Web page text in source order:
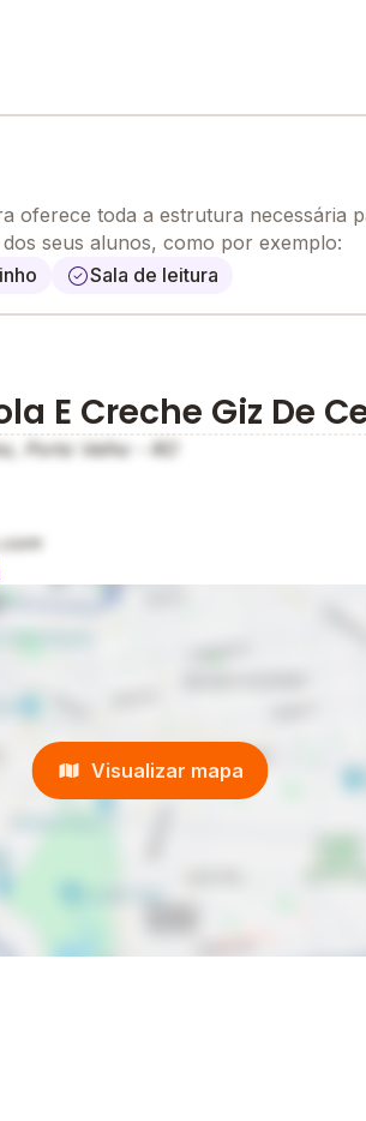
oferece toda a estrutura necessária
seus alunos, como por exemplo:
Sala de leitura
E Creche Giz De
Porto Velho - RO
Visualizar mapa